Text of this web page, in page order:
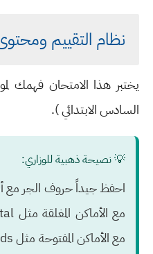
نظام التقييم ومحتوى
يختبر هذا الامتحان فهمك
السادس الابتدائي ).
💡 نصيحة ذهبية للوزاري: